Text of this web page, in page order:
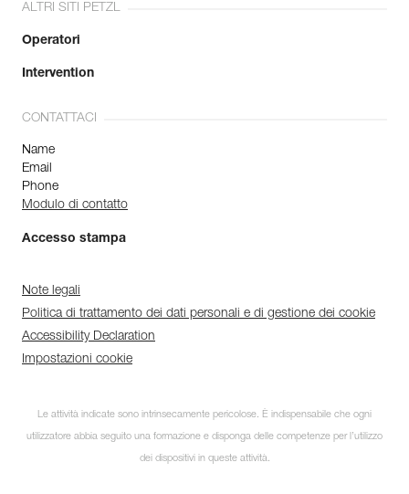
ALTRI SITI PETZL
Operatori
Intervention
CONTATTACI
Name
Email
Phone
Modulo di contatto
Accesso stampa
Note legali
Politica di trattamento dei dati personali e di gestione dei cookie
Accessibility Declaration
Impostazioni cookie
Le attività indicate sono intrinsecamente pericolose. È indispensabile che ogni
utilizzatore abbia seguito una formazione e disponga delle competenze per l’utilizzo
dei dispositivi in queste attività.